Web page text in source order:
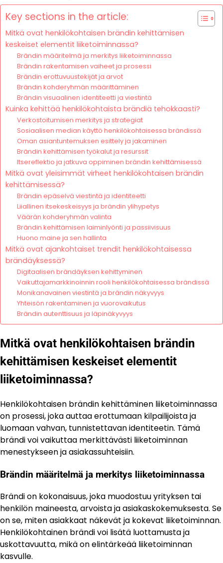
Key sections in the article:
Mitkä ovat henkilökohtaisen brändin kehittämisen
keskeiset elementit liiketoiminnassa?
Brändin määritelmä ja merkitys liiketoiminnassa
Brändin rakentamisen vaiheet ja prosessi
Brändin erottuvuustekijät ja arvot
Brändin kohderyhmän määrittäminen
Brändin visuaalinen identiteetti ja viestintä
Kuinka kehittää henkilökohtaista brändiä tehokkaasti?
Verkostoitumisen merkitys ja strategiat
Sosiaalisen median käyttö henkilökohtaisessa brändissä
Oman asiantuntemuksen esittely ja jakaminen
Brändin kehittämisen työkalut ja resurssit
Itsereflektio ja jatkuva oppiminen brändin kehittämisessä
Mitkä ovat yleisimmät virheet henkilökohtaisen brändin
kehittämisessä?
Brändin epäselvä viestintä ja identiteetti
Liiallinen itsekeskeisyys ja brändin ylihypetys
Väärän kohderyhmän valinta
Brändin kehittämisen laiminlyönti ja passiivisuus
Huono maine ja sen hallinta
Mitkä ovat ajankohtaiset trendit henkilökohtaisessa
brändäyksessä?
Digitaalisen brändäyksen kehittyminen
Vaikuttajamarkkinoinnin rooli henkilökohtaisessa brändissä
Monikanavainen viestintä ja brändin näkyvyys
Yhteisön rakentaminen ja vuorovaikutus
Brändin autenttisuus ja läpinäkyvyys
Mitkä ovat henkilökohtaisen brändin
kehittämisen keskeiset elementit
liiketoiminnassa?
Henkilökohtaisen brändin kehittäminen liiketoiminnassa
on prosessi, joka auttaa erottumaan kilpailijoista ja
luomaan vahvan, tunnistettavan identiteetin. Tämä
brändi voi vaikuttaa merkittävästi liiketoiminnan
menestykseen ja asiakassuhteisiin.
Brändin määritelmä ja merkitys liiketoiminnassa
Brändi on kokonaisuus, joka muodostuu yrityksen tai
henkilön maineesta, arvoista ja asiakaskokemuksesta. Se
on se, miten asiakkaat näkevät ja kokevat liiketoiminnan.
Henkilökohtainen brändi voi lisätä luottamusta ja
uskottavuutta, mikä on elintärkeää liiketoiminnan
kasvulle.